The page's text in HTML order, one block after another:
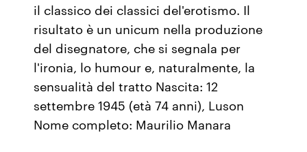
il classico dei classici del'erotismo. Il
risultato è un unicum nella produzione
del disegnatore, che si segnala per
l'ironia, lo humour e, naturalmente, la
sensualità del tratto Nascita: 12
settembre 1945 (età 74 anni), Luson
Nome completo: Maurilio Manara